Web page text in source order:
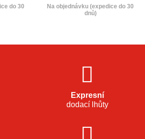
do 30
Na objednávku (expedice do 30
dnů)
Expresní
dodací lhůty